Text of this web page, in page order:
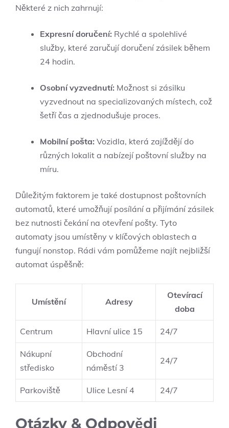
Některé z nich zahrnují:
Expresní doručení: Rychlé a spolehlivé
služby, které zaručují doručení zásilek během
24 hodin.
Osobní vyzvednutí: Možnost si zásilku
vyzvednout na specializovaných místech, což
šetří čas a zjednodušuje proces.
Mobilní pošta: Vozidla, která zajíždějí do
různých lokalit a nabízejí poštovní služby na
míru.
Důležitým faktorem je také dostupnost poštovních
automatů, které umožňují posílání a přijímání zásilek
bez nutnosti čekání na otevření pošty. Tyto
automaty jsou umístěny v klíčových oblastech a
fungují nonstop. Rádi vám pomůžeme najít nejbližší
automat úspěšně:
Umístění Adresy
Otevírací
doba
Centrum Hlavní ulice 15 24/7
Nákupní
středisko
Obchodní
náměstí 3
24/7
Parkoviště Ulice Lesní 4 24/7
Otázky & Odpovědi